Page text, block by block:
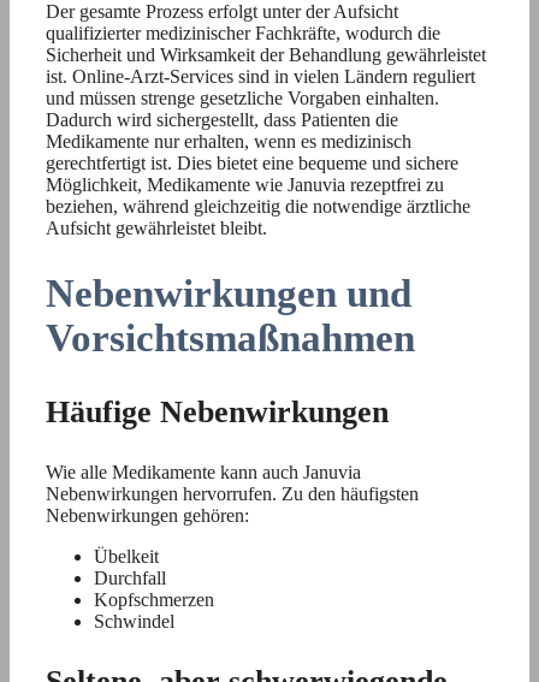
Der gesamte Prozess erfolgt unter der Aufsicht
qualifizierter medizinischer Fachkräfte, wodurch die
Sicherheit und Wirksamkeit der Behandlung gewährleistet
ist. Online-Arzt-Services sind in vielen Ländern reguliert
und müssen strenge gesetzliche Vorgaben einhalten.
Dadurch wird sichergestellt, dass Patienten die
Medikamente nur erhalten, wenn es medizinisch
gerechtfertigt ist. Dies bietet eine bequeme und sichere
Möglichkeit, Medikamente wie Januvia rezeptfrei zu
beziehen, während gleichzeitig die notwendige ärztliche
Aufsicht gewährleistet bleibt.
Nebenwirkungen und
Vorsichtsmaßnahmen
Häufige Nebenwirkungen
Wie alle Medikamente kann auch Januvia
Nebenwirkungen hervorrufen. Zu den häufigsten
Nebenwirkungen gehören:
Übelkeit
Durchfall
Kopfschmerzen
Schwindel